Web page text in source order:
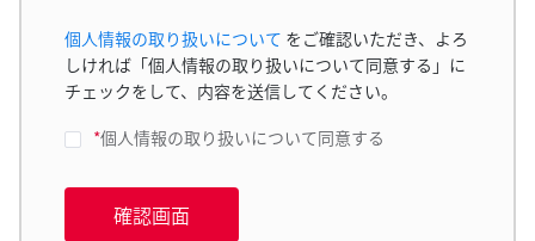
個人情報の取り扱いについて をご確認いただき、よろ
しければ「個人情報の取り扱いについて同意する」に
チェックをして、内容を送信してください。
*個人情報の取り扱いについて同意する
確認画面